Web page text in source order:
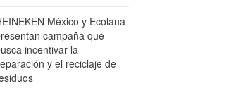
México y Ecolana
campaña que
incentivar la
y el reciclaje de